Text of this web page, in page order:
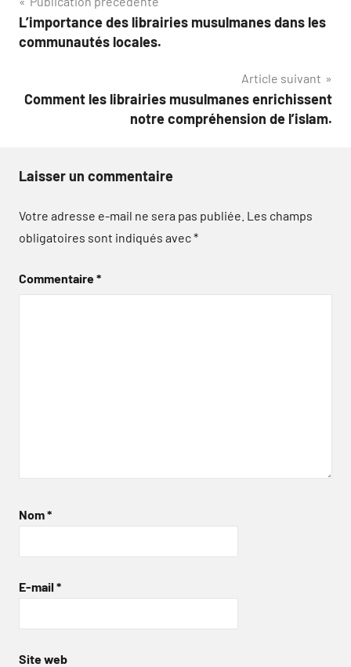
de
L’importance des librairies musulmanes dans les
communautés locales.
Article suivant
Comment les librairies musulmanes enrichissent
notre compréhension de l’islam.
Laisser un commentaire
Votre adresse e-mail ne sera pas publiée. Les champs
obligatoires sont indiqués avec*
Commentaire*
Nom*
E-mail *
Site web